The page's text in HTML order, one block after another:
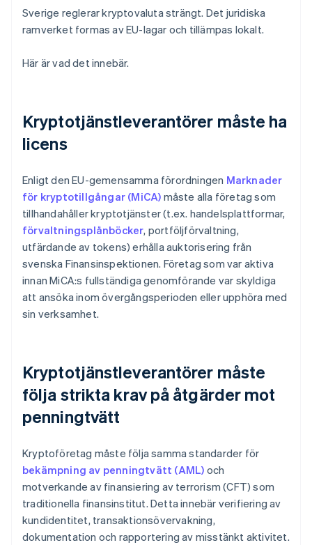
Sverige reglerar kryptovaluta strängt. Det juridiska
ramverket formas av EU-lagar och tillämpas lokalt.
Här är vad det innebär.
Kryptotjänstleverantörer måste ha
licens
Enligt den EU-gemensamma förordningen Marknader
för kryptotillgångar (MiCA) måste alla företag som
tillhandahåller kryptotjänster (t.ex. handelsplattformar,
förvaltningsplånböcker, portföljförvaltning,
utfärdande av tokens) erhålla auktorisering från
svenska Finansinspektionen. Företag som var aktiva
innan MiCA:s fullständiga genomförande var skyldiga
att ansöka inom övergångsperioden eller upphöra med
sin verksamhet.
Kryptotjänstleverantörer måste
följa strikta krav på åtgärder mot
penningtvätt
Kryptoföretag måste följa samma standarder för
bekämpning av penningtvätt (AML) och
motverkande av finansiering av terrorism (CFT) som
traditionella finansinstitut. Detta innebär verifiering av
kundidentitet, transaktionsövervakning,
dokumentation och rapportering av misstänkt aktivitet.